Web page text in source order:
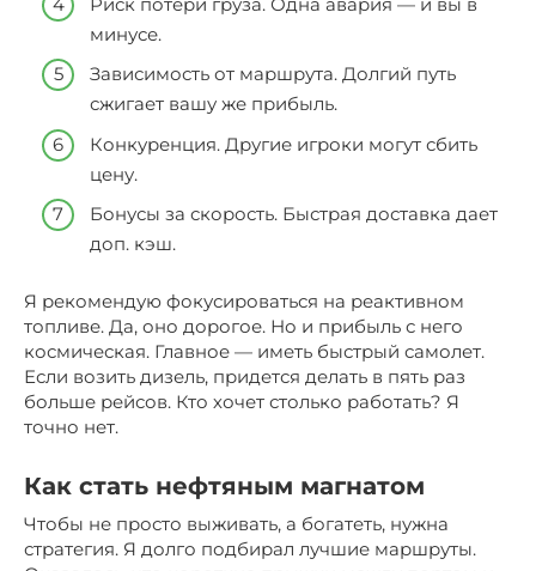
минусе.
Зависимость от маршрута. Долгий путь
сжигает вашу же прибыль.
Конкуренция. Другие игроки могут сбить
цену.
Бонусы за скорость. Быстрая доставка дает
доп. кэш.
Я рекомендую фокусироваться на реактивном
топливе. Да, оно дорогое. Но и прибыль с него
космическая. Главное — иметь быстрый самолет.
Если возить дизель, придется делать в пять раз
больше рейсов. Кто хочет столько работать? Я
точно нет.
Как стать нефтяным магнатом
Чтобы не просто выживать, а богатеть, нужна
стратегия. Я долго подбирал лучшие маршруты.